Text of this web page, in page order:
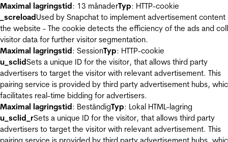
Maximal lagringstid: 13 månaderTyp: HTTP-cookie
_screloadUsed by Snapchat to implement advertisement content
the website - The cookie detects the efficiency of the ads and
visitor data for further visitor segmentation.
Maximal lagringstid: SessionTyp: HTTP-cookie
u_sclidSets a unique ID for the visitor, that allows third party
advertisers to target the visitor with relevant advertisement. This
pairing service is provided by third party advertisement hubs,
facilitates real-time bidding for advertisers.
Maximal lagringstid: BeständigTyp: Lokal HTML-lagring
u_sclid_rSets a unique ID for the visitor, that allows third party
advertisers to target the visitor with relevant advertisement. This